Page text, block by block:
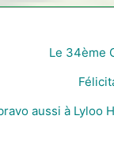
Le 34ème
aussi à Lyloo